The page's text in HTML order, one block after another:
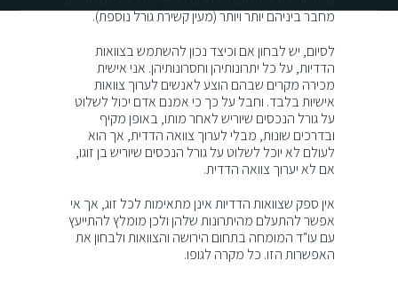
מחבר ביניהם יותר ויותר (מעין קשירת גורל נוספת).
לסיום, יש לבחון אם וכיצד נכון להשתמש בצוואות
הדדיות, על כל יתרונותיהן וחסרונותיהן. אני אישית
מכירה מקרים שבהם הוצע לאנשים לערוך צוואות
אישיות בלבד. וחבל על כך כי אמנם אדם יכול לשלוט
על גורל הנכסים שיוריש לאחר מותו, באופן מקיף
ובדרכים שונות, מבלי לערוך צוואה הדדית, אך הוא
לעולם לא יוכל לשלוט על גורל הנכסים שיוריש בן זוגו,
אם לא יערוך צוואה הדדית.
אין ספק שצוואות הדדיות אינן מתאימות לכל זוג, אך אי
אפשר להתעלם מהיתרונות שלהן ולכן מומלץ להתייעץ
עם עו"ד המומחה בתחום הירושה והצוואות ולבחון את
האפשרות הזו. כל מקרה לגופו.